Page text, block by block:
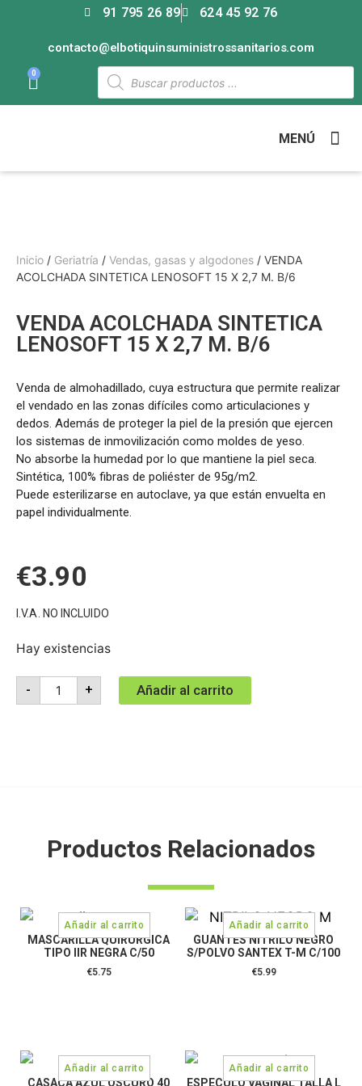
91 795 26 89 624 45 92 76
contacto@elbotiquinsuministrossanitarios.com
0
MENÚ
Inicio / Geriatría / Vendas, gasas y algodones / VENDA
ACOLCHADA SINTETICA LENOSOFT 15 X 2,7 M. B/6
VENDA ACOLCHADA SINTETICA
LENOSOFT 15 X 2,7 M. B/6
Venda de almohadillado, cuya estructura que permite realizar
el vendado en las zonas difíciles como articulaciones y
dedos. Además de proteger la piel de la presión que ejercen
los sistemas de inmovilización como moldes de yeso.
No absorbe la humedad por lo que mantiene la piel seca.
Sintética, 100% fibras de poliéster de 95g/m2.
Puede esterilizarse en autoclave, ya que están envuelta en
papel individualmente.
€3.90
I.V.A. NO INCLUIDO
Hay existencias
- + Añadir al carrito
Productos Relacionados
MASCARILLA QUIRURGICA
TIPO IIR NEGRA C/50
€5.75
GUANTES NITRILO NEGRO
S/POLVO SANTEX T-M C/100
€5.99
CASACA AZUL OSCURO 40
ESPECULO VAGINAL TALLA L